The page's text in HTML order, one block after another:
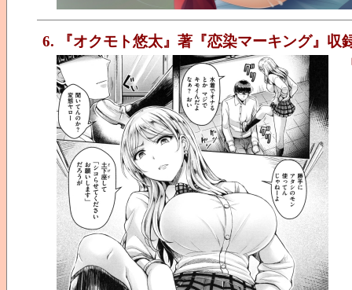
6. 『オクモト悠太』著『恋染マーキング』収